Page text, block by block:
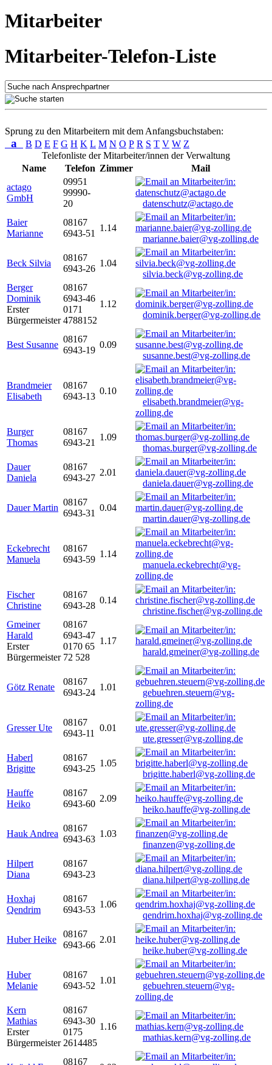
Mitarbeiter
Mitarbeiter-Telefon-Liste
Sprung zu den Mitarbeitern mit dem Anfangsbuchstaben:
a B D E F G H K L M N O P R S T V W Z
Telefonliste der Mitarbeiter/innen der Verwaltung
Name
Telefon Zimmer
Mail
actago
GmbH
09951
99990-
20
datenschutz@actago.de
Baier
Marianne
08167
6943-51
1.14
marianne.baier@vg-zolling.de
Beck Silvia
08167
6943-26
1.04
silvia.beck@vg-zolling.de
Berger
Dominik
Erster
Bürgermeister
08167
6943-46
0171
4788152
1.12
dominik.berger@vg-zolling.de
Best Susanne
08167
6943-19
0.09
susanne.best@vg-zolling.de
Brandmeier
Elisabeth
08167
6943-13
0.10
elisabeth.brandmeier@vg-
zolling.de
Burger
Thomas
08167
6943-21
1.09
thomas.burger@vg-zolling.de
Dauer
Daniela
08167
6943-27
2.01
daniela.dauer@vg-zolling.de
Dauer Martin
08167
6943-31
0.04
martin.dauer@vg-zolling.de
Eckebrecht
Manuela
08167
6943-59
1.14
manuela.eckebrecht@vg-
zolling.de
Fischer
Christine
08167
6943-28
0.14
christine.fischer@vg-zolling.de
Gmeiner
Harald
Erster
Bürgermeister
08167
6943-47
0170 65
72 528
1.17
harald.gmeiner@vg-zolling.de
Götz Renate
08167
6943-24
1.01
gebuehren.steuern@vg-
zolling.de
Gresser Ute
08167
6943-11
0.01
ute.gresser@vg-zolling.de
Haberl
Brigitte
08167
6943-25
1.05
brigitte.haberl@vg-zolling.de
Hauffe
Heiko
08167
6943-60
2.09
heiko.hauffe@vg-zolling.de
Hauk Andrea
08167
6943-63
1.03
finanzen@vg-zolling.de
Hilpert
Diana
08167
6943-23
diana.hilpert@vg-zolling.de
Hoxhaj
Qendrim
08167
6943-53
1.06
qendrim.hoxhaj@vg-zolling.de
Huber Heike
08167
6943-66
2.01
heike.huber@vg-zolling.de
Huber
Melanie
08167
6943-52
1.01
gebuehren.steuern@vg-
zolling.de
Kern
Mathias
Erster
Bürgermeister
08167
6943-30
0175
2614485
1.16
mathias.kern@vg-zolling.de
08167